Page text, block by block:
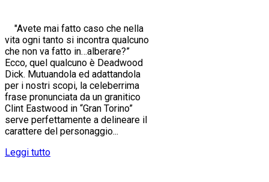
"Avete mai fatto caso che nella
vita ogni tanto si incontra qualcuno
che non va fatto in…alberare?”
Ecco, quel qualcuno è Deadwood
Dick. Mutuandola ed adattandola
per i nostri scopi, la celeberrima
frase pronunciata da un granitico
Clint Eastwood in “Gran Torino”
serve perfettamente a delineare il
carattere del personaggio...
Leggi tutto